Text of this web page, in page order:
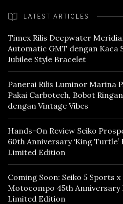
LATEST ARTICLES
Timex Rilis Deepwater
Automatic GMT dengan Kaca
Jubilee Style Bracelet
Panerai Rilis Luminor Marina
Pakai Carbotech, Bobot
dengan Vintage Vibes
Hands-On Review Seiko
60th Anniversary ‘King Turtle’
Limited Edition
Coming Soon: Seiko 5 Sports
Motocompo 45th Anniversary
Limited Edition